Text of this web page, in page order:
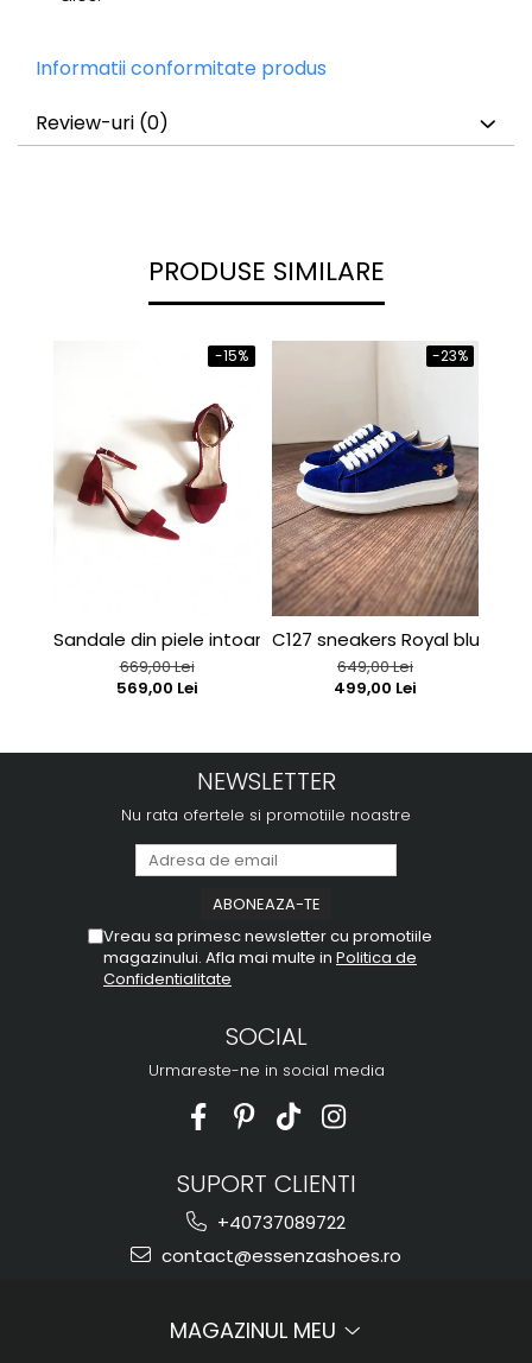
Informatii conformitate produs
Review-uri (0)
PRODUSE SIMILARE
-15%
Sandale din piele intoarsa rosu-burgund
669,00 Lei
569,00 Lei
-23%
C127 sneakers Royal blue
649,00 Lei
499,00 Lei
NEWSLETTER
Nu rata ofertele si promotiile noastre
Vreau sa primesc newsletter cu promotiile
magazinului. Afla mai multe in Politica de
Confidentialitate
SOCIAL
Urmareste-ne in social media
SUPORT CLIENTI
+40737089722
contact@essenzashoes.ro
MAGAZINUL MEU